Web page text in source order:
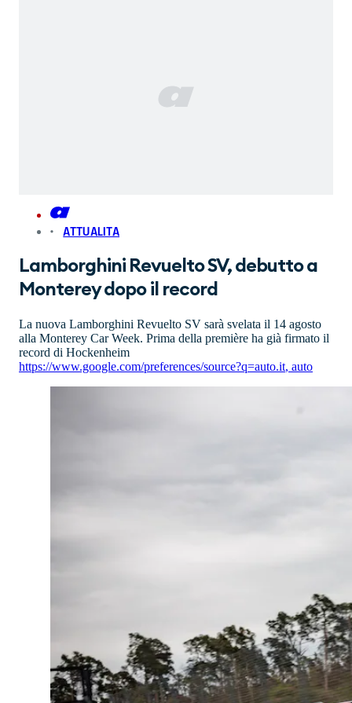
ATTUALITA
Lamborghini Revuelto SV, debutto a
Monterey dopo il record
La nuova Lamborghini Revuelto SV sarà svelata il 14 agosto
alla Monterey Car Week. Prima della première ha già firmato il
record di Hockenheim
https://www.google.com/preferences/source?q=auto.it, auto